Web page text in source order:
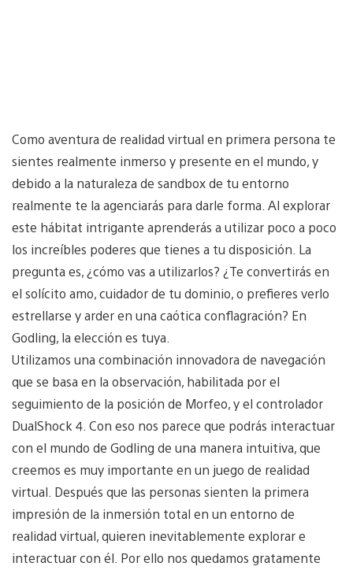
Como aventura de realidad virtual en primera persona te
sientes realmente inmerso y presente en el mundo, y
debido a la naturaleza de sandbox de tu entorno
realmente te la agenciarás para darle forma. Al explorar
este hábitat intrigante aprenderás a utilizar poco a poco
los increíbles poderes que tienes a tu disposición. La
pregunta es, ¿cómo vas a utilizarlos? ¿Te convertirás en
el solícito amo, cuidador de tu dominio, o prefieres verlo
estrellarse y arder en una caótica conflagración? En
Godling, la elección es tuya.
Utilizamos una combinación innovadora de navegación
que se basa en la observación, habilitada por el
seguimiento de la posición de Morfeo, y el controlador
DualShock 4. Con eso nos parece que podrás interactuar
con el mundo de Godling de una manera intuitiva, que
creemos es muy importante en un juego de realidad
virtual. Después que las personas sienten la primera
impresión de la inmersión total en un entorno de
realidad virtual, quieren inevitablemente explorar e
interactuar con él. Por ello nos quedamos gratamente